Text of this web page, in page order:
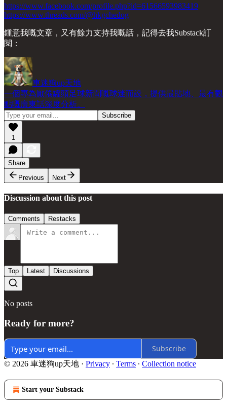
https://www.facebook.com/profile.php?id=61566593983419
https://www.threads.com/@hkgchedog
鍾意我嘅文章，又有餘力支持我嘅話，記得去我Substack訂
閱：
車迷狗up天地
一個專為厭倦罐頭足球新聞嘅球迷而設，提供最貼地、最有觀
點嘅廣東話深度分析。
1
Share
Previous
Next
Discussion about this post
Comments Restacks
Top Latest Discussions
No posts
Ready for more?
Subscribe
© 2026 車迷狗up天地 · Privacy ∙ Terms ∙ Collection notice
Start your Substack